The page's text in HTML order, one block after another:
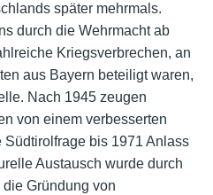
später mehrmals.
durch die Wehrmacht ab
Kriegsverbrechen, an
aus Bayern beteiligt waren,
Nach 1945 zeugen
von einem verbesserten
bis 1971 Anlass
Austausch wurde durch
Gründung von